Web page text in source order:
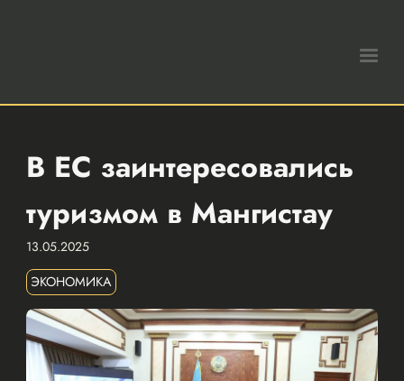
В ЕС заинтересовались
туризмом в Мангистау
13.05.2025
ЭКОНОМИКА